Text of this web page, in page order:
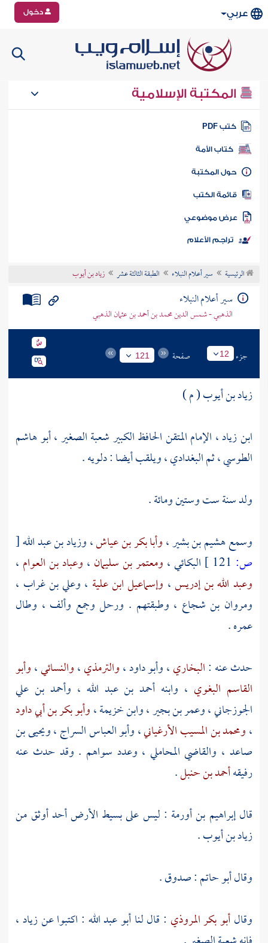
عربي دخول
المكتبة الإسلامية
كتب PDF
كتاب الأمة
المكتبة
الكتب
موضوعي
تراجم الأعلام
الرئيسية سير أعلام النبلاء الطبقة الثالثة عشر زياد بن أيوب
سير أعلام النبلاء
الذهبي - شمس الدين محمد بن أحمد بن عثمان الذهبي
جزء 12 صفحة 121
زياد بن أيوب ( م )
ابن زياد ، الإمام المتقن الحافظ الكبير شعبة الصغير ، أبو هاشم
الطوسي ، ثم البغدادي ، ويلقب أيضا : دلويه .
ولد سنة ست وستين ومائة .
وسمعهشيم بن بشير،وأبا بكر بن عياش،وزياد بن عبد الله[
ص:
البكائي، ومعتمر بن سليمان ، وعباد بن العوام ،
وعبد الله بن إدريس، وإسماعيل ابن علية ، وعلي بن غراب ،
ومروان بن شجاع ، وطبقتهم . ورحل وجمع وألف ، وطال
عمره .
حدث عنه :البخاري،وأبو داود،والترمذي،والنسائي،وأبو
القاسم البغوي ، وابنه أحمد بن عبد الله ، وأحمد بن علي
الجوزجاني،وعمر بن بجير،وابن خزيمة،وأبو بكر بن أبي داود
،ومحمد بن المسيب الأرغياني،وأبو العباس السراج،ويحيى بن
صاعد ، والقاضي المحاملي ، وعدد سواهم . وقد حدث عنه
رفيقهأحمد بن حنبل.
قالإبراهيم بن أورمة : ليس على بسيط الأرض أحد أوثق من
زياد بن أيوب.
وقالأبو حاتم: صدوق .
وقالأبو بكر المروذي : قال لناأبو عبد الله : اكتبوا عنزياد،